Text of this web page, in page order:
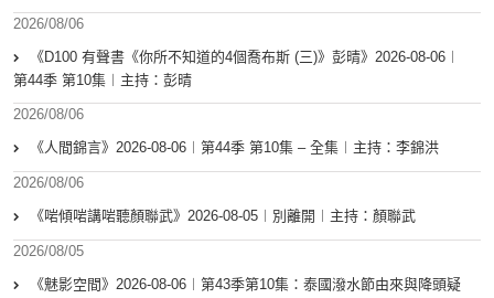
2026/08/06
《D100 有聲書《你所不知道的4個喬布斯 (三)》彭晴》2026-08-06︱
第44季 第10集︱主持：彭晴
2026/08/06
《人間錦言》2026-08-06︱第44季 第10集 – 全集︱主持：李錦洪
2026/08/06
《啱傾啱講啱聽顏聯武》2026-08-05︱別離開︱主持：顏聯武
2026/08/05
《魅影空間》2026-08-06︱第43季第10集：泰國潑水節由來與降頭疑